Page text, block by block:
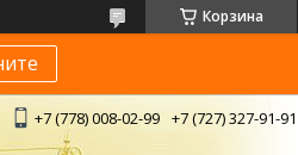
Корзина
+7 (778) 008-02-99 +7 (727) 327-91-91